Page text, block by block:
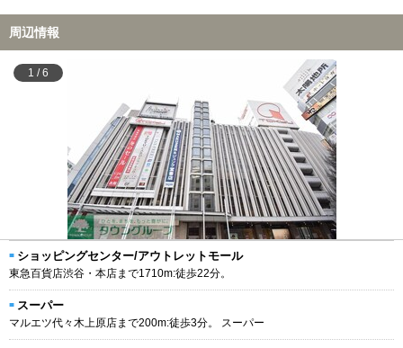
周辺情報
1 /6
ショッピングセンター/アウトレットモール
東急百貨店渋谷・本店まで1710m:徒歩22分。
スーパー
マルエツ代々木上原店まで200m:徒歩3分。 スーパー